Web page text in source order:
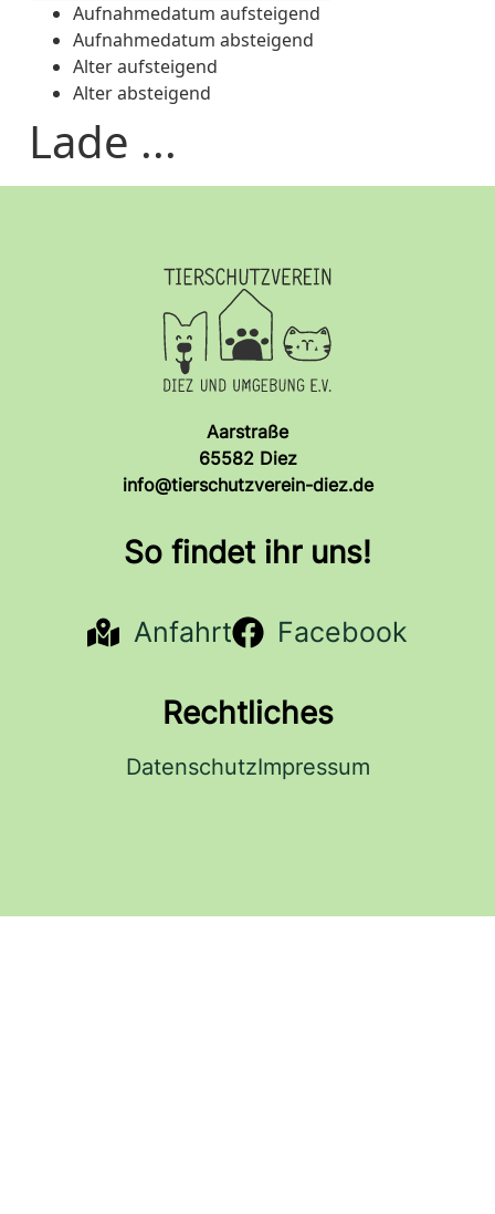
Aufnahmedatum aufsteigend
Aufnahmedatum absteigend
Alter aufsteigend
Alter absteigend
Lade ...
Aarstraße
65582 Diez
info@tierschutzverein-diez.de
So findet ihr uns!
Anfahrt Facebook
Rechtliches
DatenschutzImpressum